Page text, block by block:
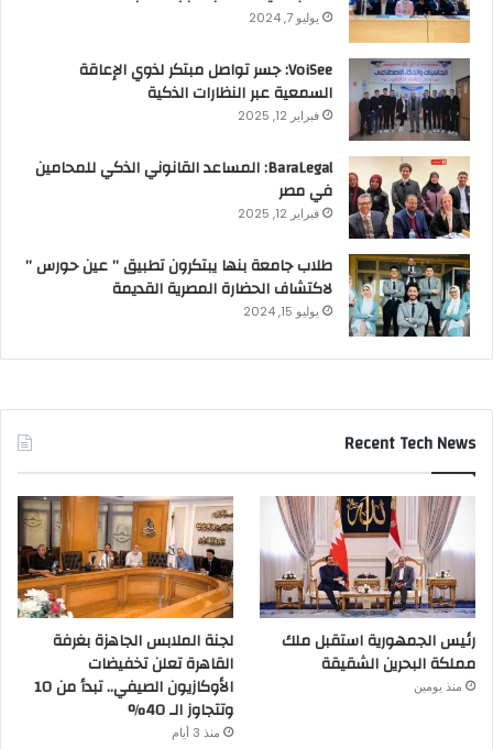
يوليو 7, 2024
VoiSee: جسر تواصل مبتكر لذوي الإعاقة
السمعية عبر النظارات الذكية
فبراير 12, 2025
BaraLegal: المساعد القانوني الذكي للمحامين
في مصر
فبراير 12, 2025
طلاب جامعة بنها يبتكرون تطبيق ” عين حورس ”
لاكتشاف الحضارة المصرية القديمة
يوليو 15, 2024
Recent Tech News
رئيس الجمهورية استقبل ملك
مملكة البحرين الشقيقة
منذ يومين
لجنة الملابس الجاهزة بغرفة
القاهرة تعلن تخفيضات
الأوكازيون الصيفي.. تبدأ من 10
وتتجاوز الـ 40%
منذ 3 أيام